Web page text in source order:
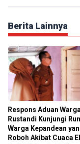
Berita Lainnya
Respons Aduan
Rustandi Kunjungi
Warga Kepandean
Roboh Akibat Cuaca